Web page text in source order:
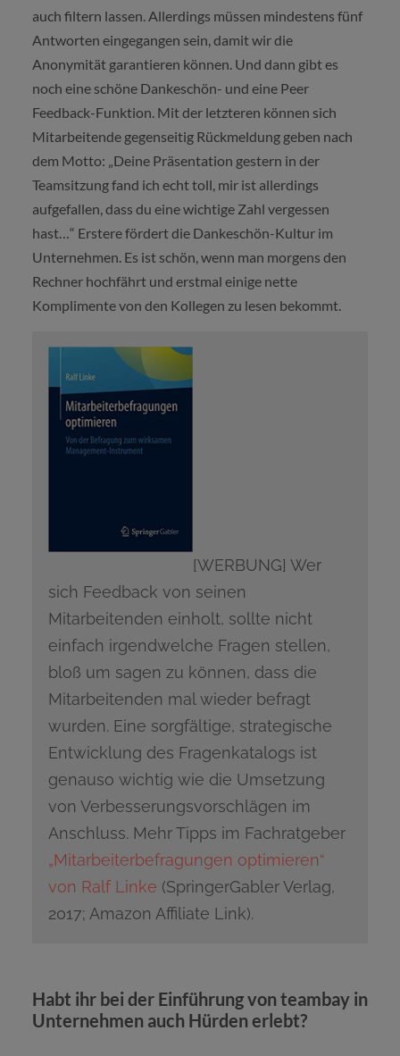
auch filtern lassen. Allerdings müssen mindestens fünf
Antworten eingegangen sein, damit wir die
Anonymität garantieren können. Und dann gibt es
noch eine schöne Dankeschön- und eine Peer
Feedback-Funktion. Mit der letzteren können sich
Mitarbeitende gegenseitig Rückmeldung geben nach
dem Motto: „Deine Präsentation gestern in der
Teamsitzung fand ich echt toll, mir ist allerdings
aufgefallen, dass du eine wichtige Zahl vergessen
hast…“ Erstere fördert die Dankeschön-Kultur im
Unternehmen. Es ist schön, wenn man morgens den
Rechner hochfährt und erstmal einige nette
Komplimente von den Kollegen zu lesen bekommt.
[WERBUNG] Wer
sich Feedback von seinen
Mitarbeitenden einholt, sollte nicht
einfach irgendwelche Fragen stellen,
bloß um sagen zu können, dass die
Mitarbeitenden mal wieder befragt
wurden. Eine sorgfältige, strategische
Entwicklung des Fragenkatalogs ist
genauso wichtig wie die Umsetzung
von Verbesserungsvorschlägen im
Anschluss. Mehr Tipps im Fachratgeber
„Mitarbeiterbefragungen optimieren“
von Ralf Linke (SpringerGabler Verlag,
2017; Amazon Affiliate Link).
Habt ihr bei der Einführung von teambay in
Unternehmen auch Hürden erlebt?